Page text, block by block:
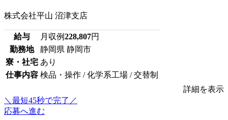
株式会社平山 沼津支店
給与 月収例228,807円
勤務地
静岡県 静岡市
寮・社宅 あり
仕事内容 検品・操作 / 化学系工場 / 交替制
詳細を表示
＼最短45秒で完了／
応募へ進む